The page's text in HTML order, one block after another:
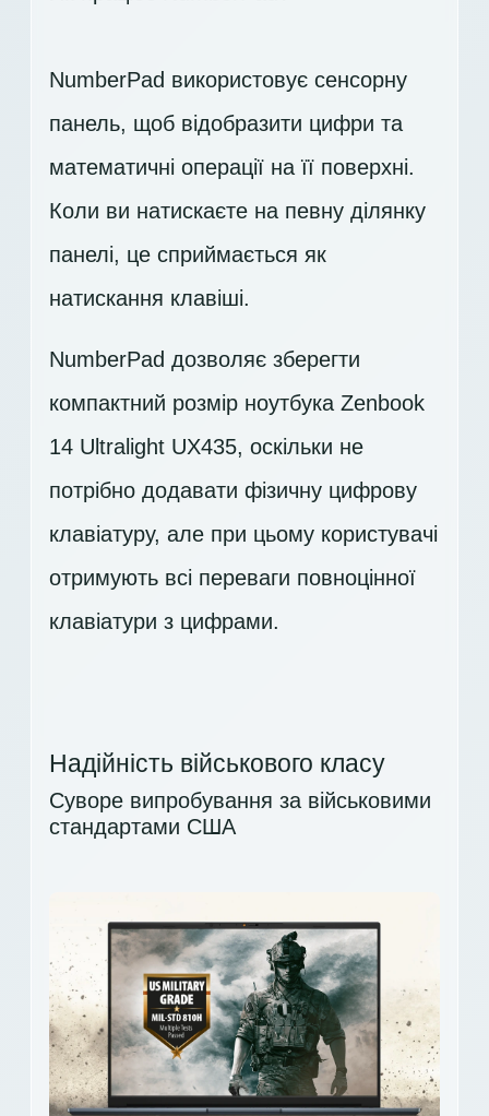
NumberPad використовує сенсорну
панель, щоб відобразити цифри та
математичні операції на її поверхні.
Коли ви натискаєте на певну ділянку
панелі, це сприймається як
натискання клавіші.
NumberPad дозволяє зберегти
компактний розмір ноутбука Zenbook
14 Ultralight UX435, оскільки не
потрібно додавати фізичну цифрову
клавіатуру, але при цьому користувачі
отримують всі переваги повноцінної
клавіатури з цифрами.
Надійність військового класу
Суворе випробування за військовими
стандартами США